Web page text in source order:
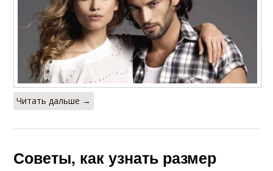
Читать дальше →
Советы, как узнать размер